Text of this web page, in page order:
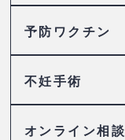
予防ワクチン
不妊手術
オンライン相談